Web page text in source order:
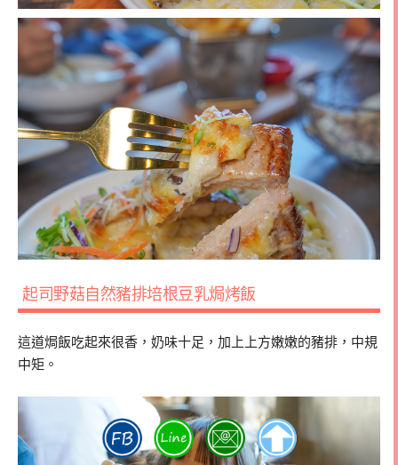
起司野菇自然豬排培根豆乳焗烤飯
這道焗飯吃起來很香，奶味十足，加上上方嫩嫩的豬排，中規
中矩。